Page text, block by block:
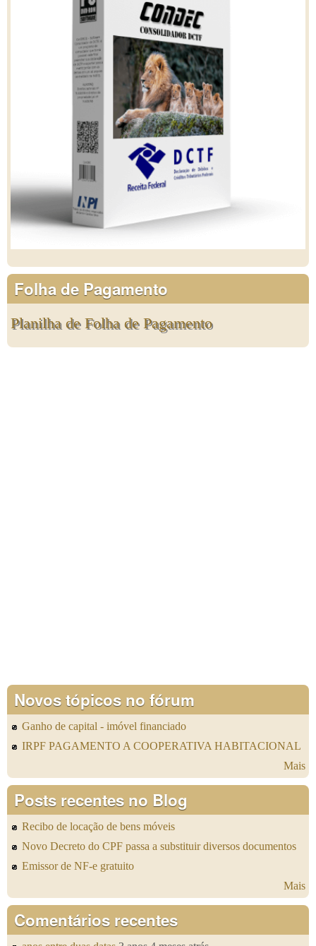
Folha de Pagamento
Planilha de Folha de Pagamento
Novos tópicos no fórum
Ganho de capital - imóvel financiado
IRPF PAGAMENTO A COOPERATIVA HABITACIONAL
Mais
Posts recentes no Blog
Recibo de locação de bens móveis
Novo Decreto do CPF passa a substituir diversos documentos
Emissor de NF-e gratuito
Mais
Comentários recentes